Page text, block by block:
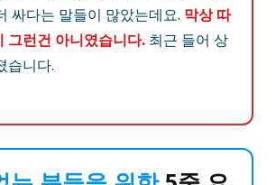
싸다는 말들이 많았는데요. 막상 따
그런건 아니였습니다. 최근 들어 상
습니다.